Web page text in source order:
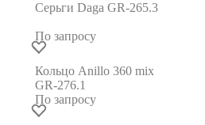
Серьги Daga GR-265.3
По запросу
Кольцо Anillo 360 mix
GR-276.1
По запросу